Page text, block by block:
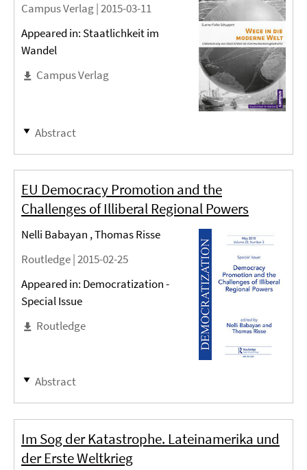
Campus Verlag |2015-03-11
Appeared in: Staatlichkeit im
Wandel
Campus Verlag
Abstract
EU Democracy Promotion and the
Challenges of Illiberal Regional Powers
Nelli Babayan , Thomas Risse
Routledge |2015-02-25
Appeared in: Democratization -
Special Issue
Routledge
Abstract
Im Sog der Katastrophe. Lateinamerika und
der Erste Weltkrieg